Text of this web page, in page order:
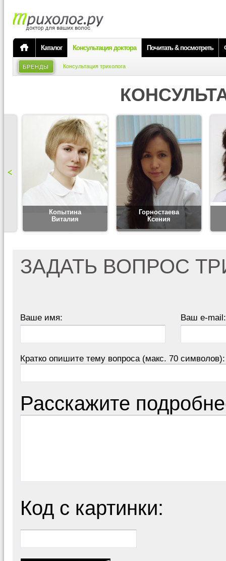
Каталог Консультация доктора Почитать & посмотреть
БРЕНДЫ Консультация трихолога
Копытина
Виталия
Горностаева
Ксения
ЗАДАТЬ ВОПРОС
Ваше имя: Ваш e-mail:
Кратко опишите тему вопроса (макс. 70 символов):
Расскажите
Код с картинки: